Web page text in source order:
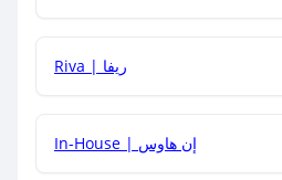
كود خصم مع العروض الأخرى؟
Riva | ريفا
In-House | إن هاوس